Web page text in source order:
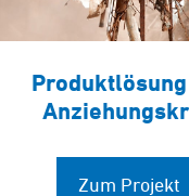
Zum Projekt